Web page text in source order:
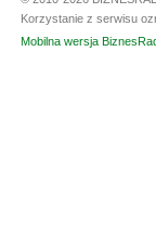
Korzystanie z serwisu
Mobilna wersja